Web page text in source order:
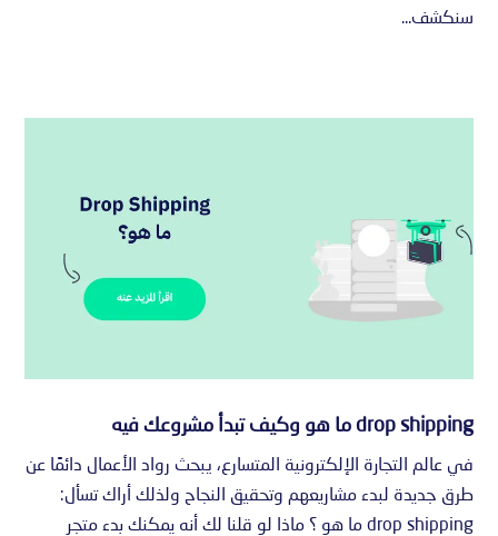
سنكشف...
drop shipping ما هو وكيف تبدأ مشروعك فيه
في عالم التجارة الإلكترونية المتسارع، يبحث رواد الأعمال دائمًا عن
طرق جديدة لبدء مشاريعهم وتحقيق النجاح ولذلك أراك تسأل:
drop shipping ما هو ؟ ماذا لو قلنا لك أنه يمكنك بدء متجر